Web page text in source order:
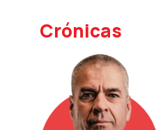
Crónicas